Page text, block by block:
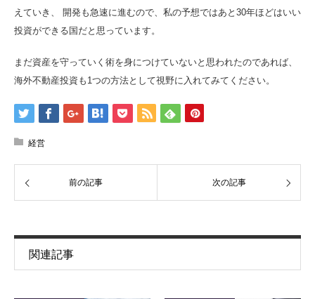
えていき、 開発も急速に進むので、私の予想ではあと30年ほどはいい
投資ができる国だと思っています。
まだ資産を守っていく術を身につけていないと思われたのであれば、
海外不動産投資も1つの方法として視野に入れてみてください。
経営
前の記事 次の記事
関連記事